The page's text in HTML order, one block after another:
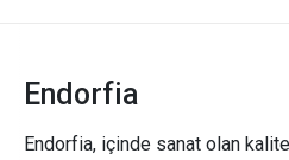
Endorfia
Endorfia, içinde sanat olan